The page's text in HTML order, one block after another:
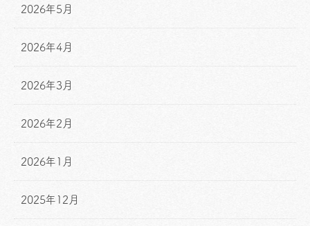
2026年5月
2026年4月
2026年3月
2026年2月
2026年1月
2025年12月